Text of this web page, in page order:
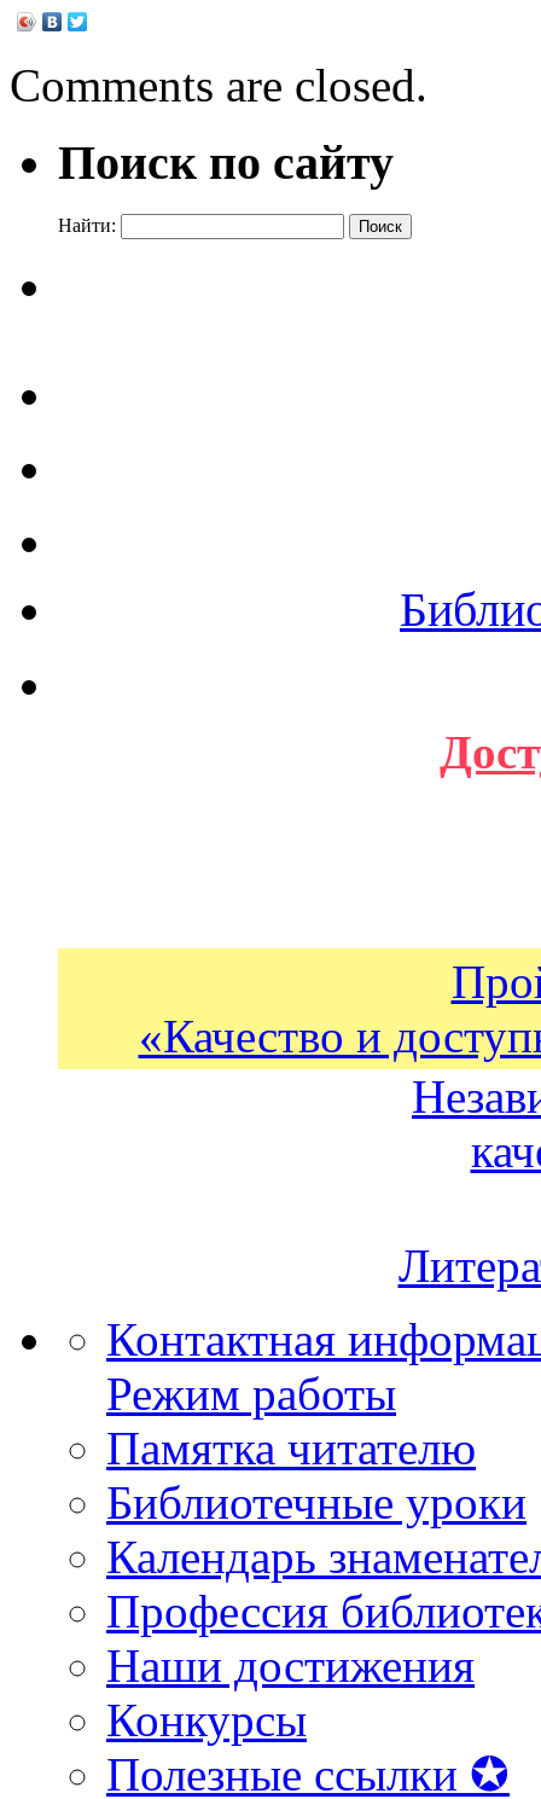
Comments are closed.
Поиск по сайту
Найти:
«Качество и
Контактная
Режим работы
Памятка читателю
Библиотечные уроки
Календарь
Профессия
Наши достижения
Конкурсы
Полезные ссылки ✪